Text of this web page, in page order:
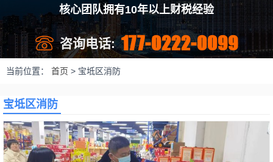
核心团队拥有10年以上财税经验
咨询电话: 177-0222-0099
当前位置： 首页 > 宝坻区消防
宝坻区消防